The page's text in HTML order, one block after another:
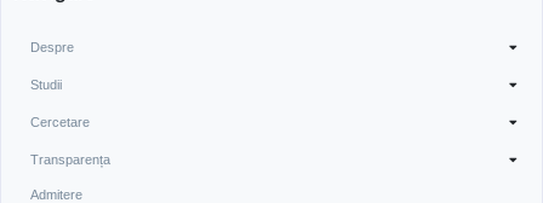
Despre
Studii
Cercetare
Transparența
Admitere